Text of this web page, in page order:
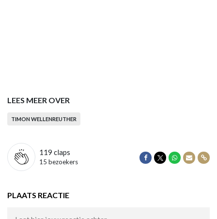
LEES MEER OVER
TIMON WELLENREUTHER
119 claps
15 bezoekers
Delen op Facebook
Delen op Twitter
Delen op
Delen
PLAATS REACTIE